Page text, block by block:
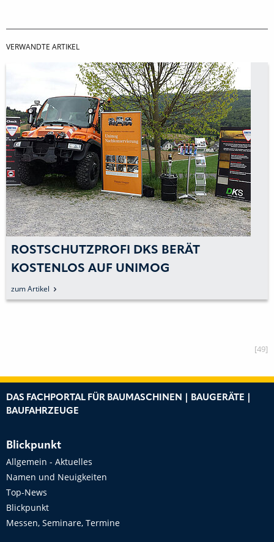
VERWANDTE ARTIKEL
ROSTSCHUTZPROFI DKS BERÄT
KOSTENLOS AUF UNIMOG
SERVICETAGEN 2025
zum Artikel
[49]
DAS FACHPORTAL FÜR BAUMASCHINEN | BAUGERÄTE |
BAUFAHRZEUGE
Blickpunkt
Allgemein - Aktuelles
Namen und Neuigkeiten
Top-News
Blickpunkt
Messen, Seminare, Termine